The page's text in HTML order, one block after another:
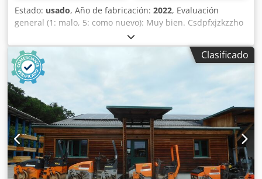
Estado: usado, Año de fabricación: 2022, Evaluación
general (1: malo, 5: como nuevo): Muy bien. Csdpfxjzkzzho
Ahrerf ---- ¡Nuevo, cumple con las normas de seguridad!
Clasificado